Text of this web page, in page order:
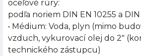
oceľové rúry:
podľa noriem DIN EN 10255 a
• Médium: Voda, plyn (mimo
vzduch, vykurovací olej do 2"
technického zástupcu)